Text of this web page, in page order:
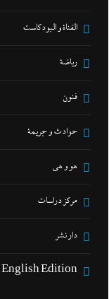
القناة و البودكاست
رياضة
فنون
حوادث و جريمة
هو و هي
مركز دراسات
دار نشر
English Edition